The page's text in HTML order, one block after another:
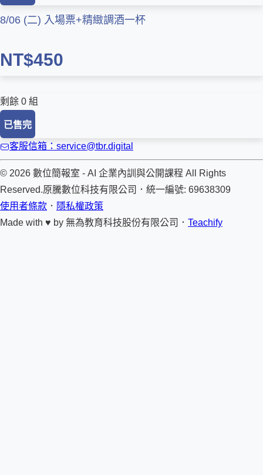
8/06 (二) 入場票+精緻調酒一杯
NT$450
剩餘 0 組
已售完
客服信箱：service@tbr.digital
© 2026 數位簡報室 - AI 企業內訓與公開課程 All Rights
Reserved.原騰數位科技有限公司 ． 統一編號: 69638309
使用者條款 ． 隱私權政策
Made with ♥ by 無為教育科技股份有限公司． Teachify